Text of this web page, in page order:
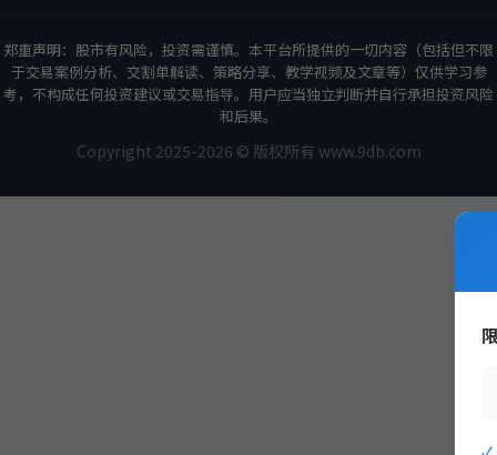
郑重声明：股市有风险，投资需谨慎。本平台所提供的一切内容（包括但不限
于交易案例分析、交割单解读、策略分享、教学视频及文章等）仅供学习参
考，不构成任何投资建议或交易指导。用户应当独立判断并自行承担投资风险
和后果。
Copyright 2025-2026 © 版权所有 www.9db.com